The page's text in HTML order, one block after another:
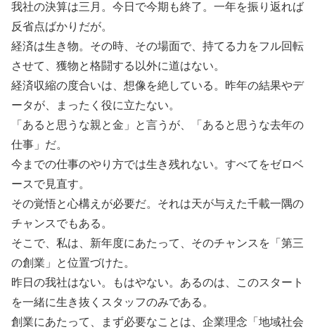
我社の決算は三月。今日で今期も終了。一年を振り返れば
反省点ばかりだが。
経済は生き物。その時、その場面で、持てる力をフル回転
させて、獲物と格闘する以外に道はない。
経済収縮の度合いは、想像を絶している。昨年の結果やデ
ータが、まったく役に立たない。
「あると思うな親と金」と言うが、「あると思うな去年の
仕事」だ。
今までの仕事のやり方では生き残れない。すべてをゼロベ
ースで見直す。
その覚悟と心構えが必要だ。それは天が与えた千載一隅の
チャンスでもある。
そこで、私は、新年度にあたって、そのチャンスを「第三
の創業」と位置づけた。
昨日の我社はない。もはやない。あるのは、このスタート
を一緒に生き抜くスタッフのみである。
創業にあたって、まず必要なことは、企業理念「地域社会